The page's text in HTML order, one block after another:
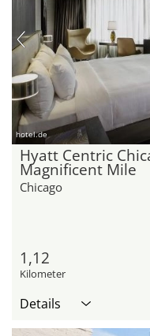
hotel.de
Hyatt Centric
Magnificent Mile
Chicago
1,12
Kilometer
Details